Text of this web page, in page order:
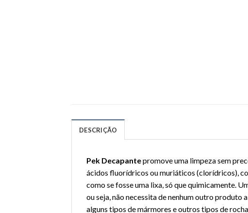
DESCRIÇÃO
Pek Decapantepromove uma limpeza sem
ácidos fluorídricos ou muriáticos (clorídricos),
como se fosse uma lixa, só que quimicamente.
ou seja, não necessita de nenhum outro
alguns tipos de mármores e outros tipos de